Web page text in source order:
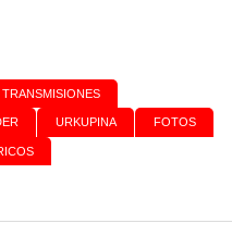
TRANSMISIONES
URKUPINA FOTOS